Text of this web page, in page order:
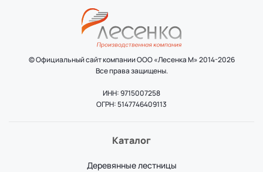
© Официальный сайт компании ООО «Лесенка М» 2014-2026
Все права защищены.
ИНН: 9715007258
ОГРН: 5147746409113
Каталог
Деревянные лестницы